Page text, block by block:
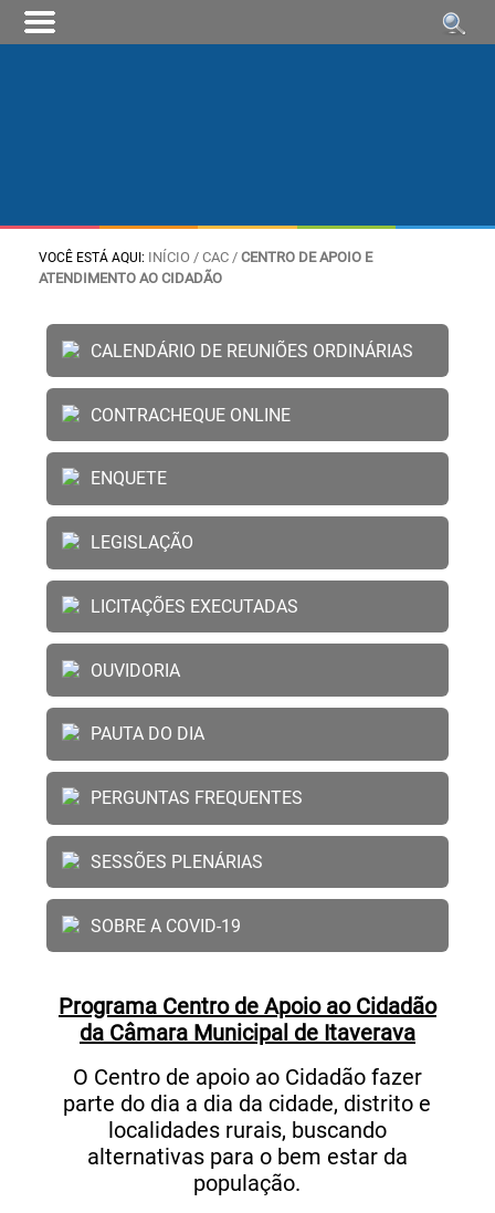
VOCÊ ESTÁ AQUI: INÍCIO / CAC / CENTRO DE APOIO E
ATENDIMENTO AO CIDADÃO
CALENDÁRIO DE REUNIÕES ORDINÁRIAS
CONTRACHEQUE ONLINE
ENQUETE
LEGISLAÇÃO
LICITAÇÕES EXECUTADAS
OUVIDORIA
PAUTA DO DIA
PERGUNTAS FREQUENTES
SESSÕES PLENÁRIAS
SOBRE A COVID-19
Programa Centro de Apoio ao Cidadão
da Câmara Municipal de Itaverava
O Centro de apoio ao Cidadão fazer
parte do dia a dia da cidade, distrito e
localidades rurais, buscando
alternativas para o bem estar da
população.